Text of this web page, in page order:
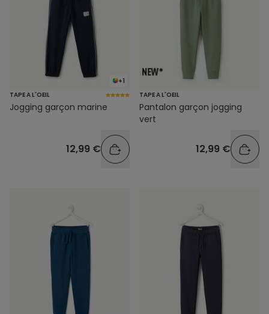
+1
TAPE A L'OEIL
Jogging garçon marine
12,99 €
TAPE A L'OEIL
Pantalon garçon jogging
vert
12,99 €